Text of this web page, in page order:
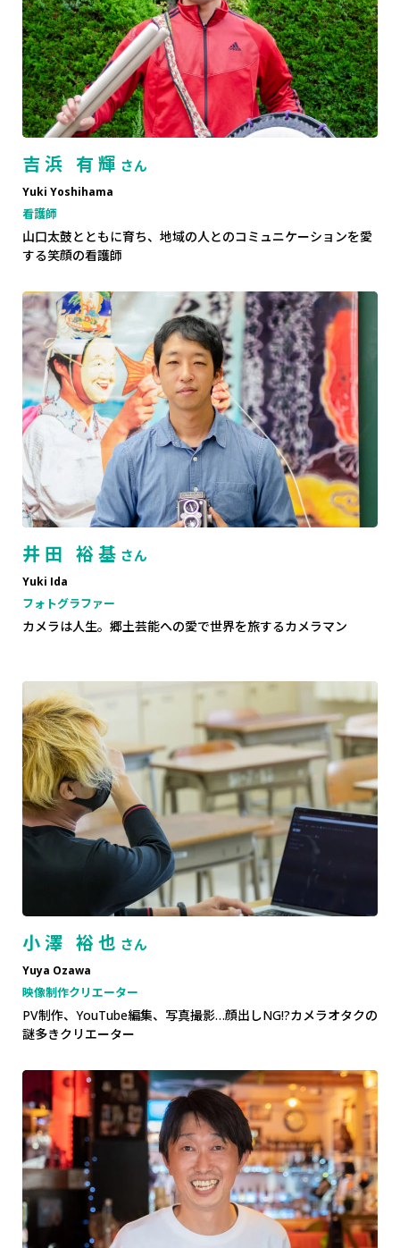
吉浜 有輝 さん
Yuki Yoshihama
看護師
山口太鼓とともに育ち、地域の人とのコミュニケーションを愛
する笑顔の看護師
井田 裕基 さん
Yuki Ida
フォトグラファー
カメラは人生。郷土芸能への愛で世界を旅するカメラマン
小澤 裕也 さん
Yuya Ozawa
映像制作クリエーター
PV制作、YouTube編集、写真撮影…顔出しNG!?カメラオタクの
謎多きクリエーター